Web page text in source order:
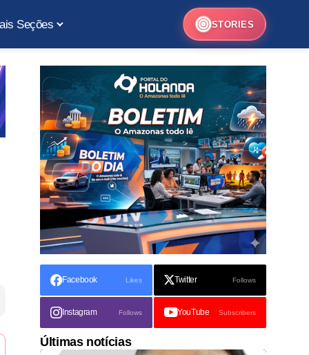
Seções STORIES
Facebook Likes Twitter Follows
Instagram Follows YouTube Subscribers
Últimas notícias